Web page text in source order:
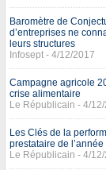
Baromètre de
d’entreprises ne
leurs structures
Infosept - 4/12/2017
Campagne agricole
crise alimentaire
Le Républicain - 4/
Les Clés de la
prestataire de l’année
Le Républicain - 4/